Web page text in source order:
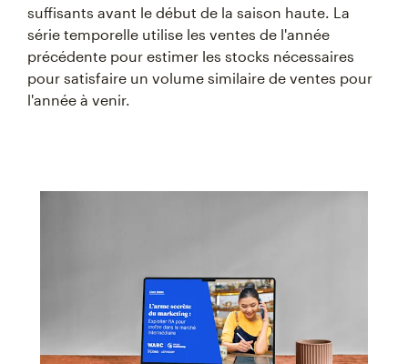
suffisants avant le début de la saison haute. La
série temporelle utilise les ventes de l'année
précédente pour estimer les stocks nécessaires
pour satisfaire un volume similaire de ventes pour
l'année à venir.